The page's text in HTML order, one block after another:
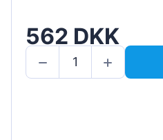
562 DKK